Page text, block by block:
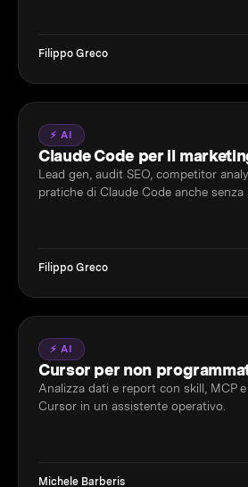
Filippo Greco
⚡ AI
Claude Code per il
Lead gen, audit SEO, competitor
pratiche di Claude Code anche senza
Filippo Greco
⚡ AI
Cursor per non
Analizza dati e report con skill, MCP
Cursor in un assistente operativo.
Michele Barberis